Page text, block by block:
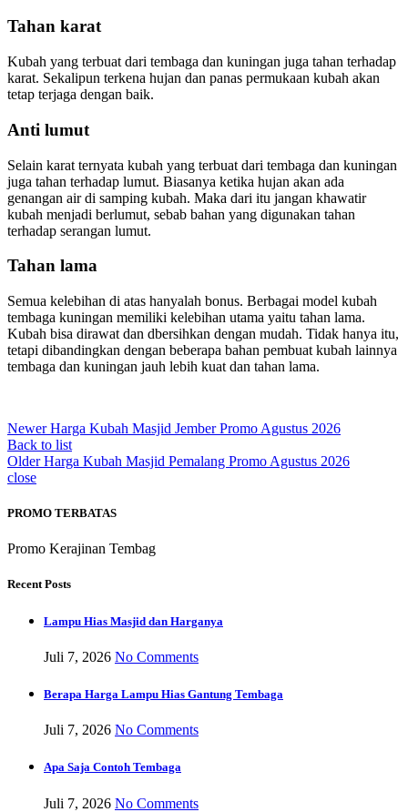
Tahan karat
Kubah yang terbuat dari tembaga dan kuningan juga tahan terhadap
karat. Sekalipun terkena hujan dan panas permukaan kubah akan
tetap terjaga dengan baik.
Anti lumut
Selain karat ternyata kubah yang terbuat dari tembaga dan kuningan
juga tahan terhadap lumut. Biasanya ketika hujan akan ada
genangan air di samping kubah. Maka dari itu jangan khawatir
kubah menjadi berlumut, sebab bahan yang digunakan tahan
terhadap serangan lumut.
Tahan lama
Semua kelebihan di atas hanyalah bonus. Berbagai model kubah
tembaga kuningan memiliki kelebihan utama yaitu tahan lama.
Kubah bisa dirawat dan dbersihkan dengan mudah. Tidak hanya itu,
tetapi dibandingkan dengan beberapa bahan pembuat kubah lainnya
tembaga dan kuningan jauh lebih kuat dan tahan lama.
Newer Harga Kubah Masjid Jember Promo Agustus 2026
Back to list
Older Harga Kubah Masjid Pemalang Promo Agustus 2026
close
PROMO TERBATAS
Promo Kerajinan Tembag
Recent Posts
Lampu Hias Masjid dan Harganya
Juli 7, 2026 No Comments
Berapa Harga Lampu Hias Gantung Tembaga
Juli 7, 2026 No Comments
Apa Saja Contoh Tembaga
Juli 7, 2026 No Comments